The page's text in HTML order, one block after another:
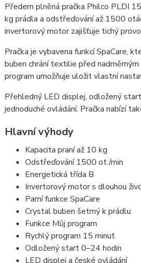
Předem plněná pračka Philco PLDI
kg prádla a odstřeďování až 1500
invertorový motor zajišťuje tichý
Pračka je vybavena funkcí SpaCare,
buben chrání textilie před
program umožňuje uložit vlastní
Přehledný LED displej, odložený
jednoduché ovládání. Pračka nabízí
Hlavní výhody
Kapacita praní až 10 kg
Odstřeďování 1500 ot./min
Energetická třída B
Invertorový motor s dlouhou
Parní funkce SpaCare
Crystal buben šetrný k prádlu
Funkce Můj program
Rychlý program 15 minut
Odložený start 0–24 hodin
LED displej a české ovládání